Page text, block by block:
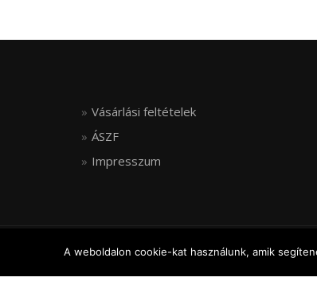
Vásárlási feltételek
ÁSZF
Impresszum
© FLEXIJOINT, ALL RIGHTS RESERVED
A weboldalon cookie-kat használunk, amik